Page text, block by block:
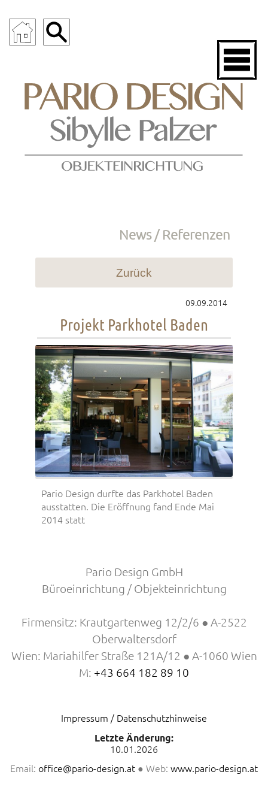
News / Referenzen
Zurück
09.09.2014
Projekt Parkhotel Baden
Pario Design durfte das Parkhotel Baden
ausstatten. Die Eröffnung fand Ende Mai
2014 statt
Pario Design GmbH
Büroeinrichtung / Objekteinrichtung
Firmensitz: Krautgartenweg 12/2/6 ● A-2522
Oberwaltersdorf
Wien: Mariahilfer Straße 121A/12 ● A-1060 Wien
M: +43 664 182 89 10
Impressum / Datenschutzhinweise
Letzte Änderung:
10.01.2026
Email: office@pario-design.at ● Web: www.pario-design.at